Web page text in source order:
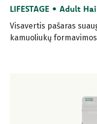
LIFESTAGE • Adult
Visavertis pašaras
kamuoliukų